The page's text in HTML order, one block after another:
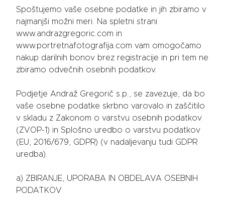
Spoštujemo vaše osebne podatke in jih zbiramo v
najmanjši možni meri. Na spletni strani
www.andrazgregoric.com in
www.portretnafotografija.com vam omogočamo
nakup darilnih bonov brez registracije in pri tem ne
zbiramo odvečnih osebnih podatkov.
Podjetje Andraž Gregorič s.p., se zavezuje, da bo
vaše osebne podatke skrbno varovalo in zaščitilo
v skladu z Zakonom o varstvu osebnih podatkov
(ZVOP-1) in Splošno uredbo o varstvu podatkov
(EU, 2016/679, GDPR) (v nadaljevanju tudi GDPR
uredba).
a) ZBIRANJE, UPORABA IN OBDELAVA OSEBNIH
PODATKOV